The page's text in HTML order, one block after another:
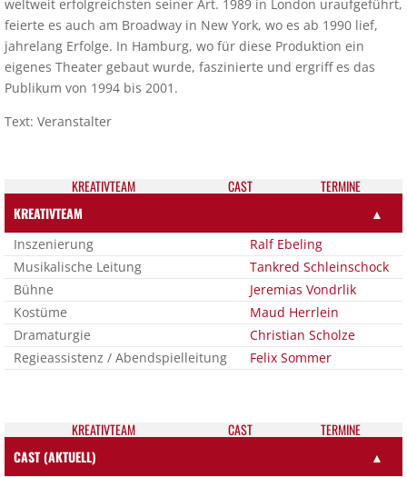
weltweit erfolgreichsten seiner Art. 1989 in London uraufgeführt,
feierte es auch am Broadway in New York, wo es ab 1990 lief,
jahrelang Erfolge. In Hamburg, wo für diese Produktion ein
eigenes Theater gebaut wurde, faszinierte und ergriff es das
Publikum von 1994 bis 2001.
Text: Veranstalter
KREATIV­TEAM CAST
TER­MI­NE
KREATIVTEAM
▲
Inszenierung
Ralf Ebeling
Musikalische Leitung
Tankred Schleinschock
Bühne
Jeremias Vondrlik
Kostüme
Maud Herrlein
Dramaturgie
Christian Scholze
Regieassistenz / Abendspielleitung
Felix Sommer
KREATIV­TEAM CAST
TER­MI­NE
CAST (AKTUELL)
▲